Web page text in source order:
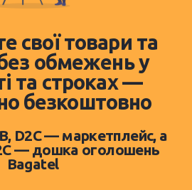
свої товари та
обмежень у
та строках —
безкоштовно
D2C — маркетплейс, а
— дошка оголошень
Bagatel